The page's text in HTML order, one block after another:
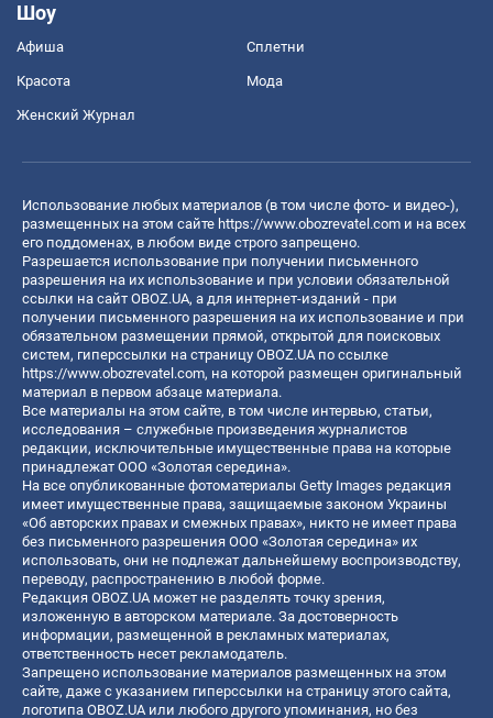
Шоу
Афиша Сплетни
Красота Мода
Женский Журнал
Использование любых материалов (в том числе фото- и видео-),
размещенных на этом сайте https://www.obozrevatel.com и на всех
его поддоменах, в любом виде строго запрещено.
Разрешается использование при получении письменного
разрешения на их использование и при условии обязательной
ссылки на сайт OBOZ.UA, а для интернет-изданий - при
получении письменного разрешения на их использование и при
обязательном размещении прямой, открытой для поисковых
систем, гиперссылки на страницу OBOZ.UA по ссылке
https://www.obozrevatel.com, на которой размещен оригинальный
материал в первом абзаце материала.
Все материалы на этом сайте, в том числе интервью, статьи,
исследования – служебные произведения журналистов
редакции, исключительные имущественные права на которые
принадлежат ООО «Золотая середина».
На все опубликованные фотоматериалы Getty Images редакция
имеет имущественные права, защищаемые законом Украины
«Об авторских правах и смежных правах», никто не имеет права
без письменного разрешения ООО «Золотая середина» их
использовать, они не подлежат дальнейшему воспроизводству,
переводу, распространению в любой форме.
Редакция OBOZ.UA может не разделять точку зрения,
изложенную в авторском материале. За достоверность
информации, размещенной в рекламных материалах,
ответственность несет рекламодатель.
Запрещено использование материалов размещенных на этом
сайте, даже с указанием гиперссылки на страницу этого сайта,
логотипа OBOZ.UA или любого другого упоминания, но без